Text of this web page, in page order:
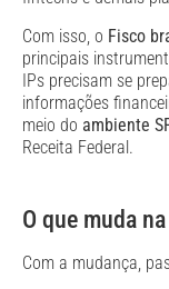
Com isso, o Fisco
principais
IPs precisam se
informações
meio do ambiente
Receita Federal.
O que muda
Com a mudança,